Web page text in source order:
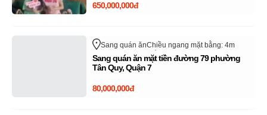
650,000,000đ
Sang quán ănChiều ngang mặt bằng: 4m
Đường 79 Quận 7 Hồ Chí Minh
Sang quán ăn mặt tiền đường 79 phường
Tân Quy, Quận 7
80,000,000đ